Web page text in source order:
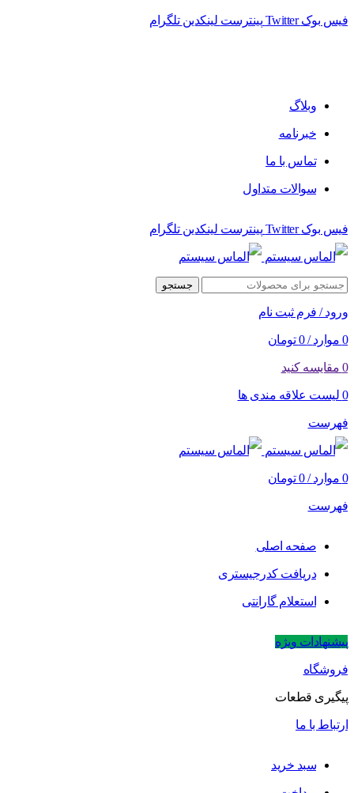
فیس بوک Twitter پینترست لینکدین تلگرام
وبلاگ
خبرنامه
تماس با ما
سوالات متداول
فیس بوک Twitter پینترست لینکدین تلگرام
جستجو
ورود / فرم ثبت نام
0 موارد /
0 تومان
0 مقایسه کنید
0 لیست علاقه مندی ها
فهرست
0 موارد /
0 تومان
فهرست
صفحه اصلی
دریافت کدرجیستری
استعلام گارانتی
پیشنهادات ویژه
فروشگاه
پیگیری قطعات
ارتباط با ما
سبد خرید